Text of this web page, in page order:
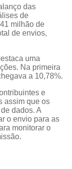
das
de
milhão de
de envios,
uma
Na primeira
a 10,78%.
e
assim que os
dados. A
o envio para as
monitorar o